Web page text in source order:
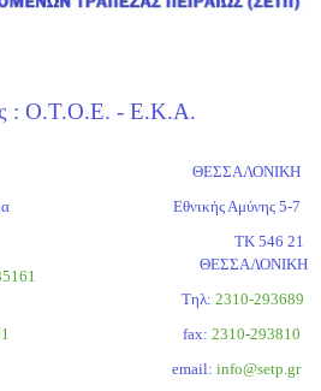
Ο.Τ.Ο.Ε. - Ε.Κ.Α.
ΘΕΣΣΑΛΟΝΙΚΗ
Εθνικής Αμύνης 5-7
ΤΚ 546 21
ΘΕΣΣΑΛΟΝΙΚΗ
Tηλ: 2310-293689
fax: 2310-293810
email: info@setp.gr